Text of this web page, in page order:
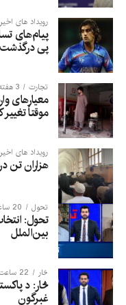
رویداد های اخیر
پیام‌های
پی درگذشت
تجارت 3 هفته ago
معیارهای
موقتاً تغییر
رویداد های اخیر
هزاران تن
تحول 20 ساعت ago
تحول:
بین‌الملل
څار 22 ساعت ago
څار: د
غبرگون